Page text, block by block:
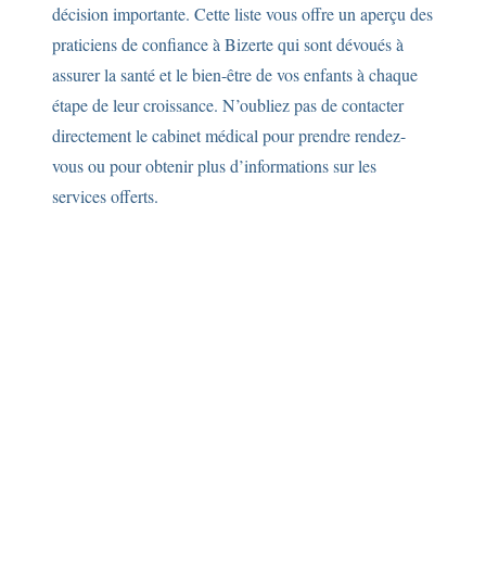
décision importante. Cette liste vous offre un aperçu des
praticiens de confiance à Bizerte qui sont dévoués à
assurer la santé et le bien-être de vos enfants à chaque
étape de leur croissance. N’oubliez pas de contacter
directement le cabinet médical pour prendre rendez-
vous ou pour obtenir plus d’informations sur les
services offerts.